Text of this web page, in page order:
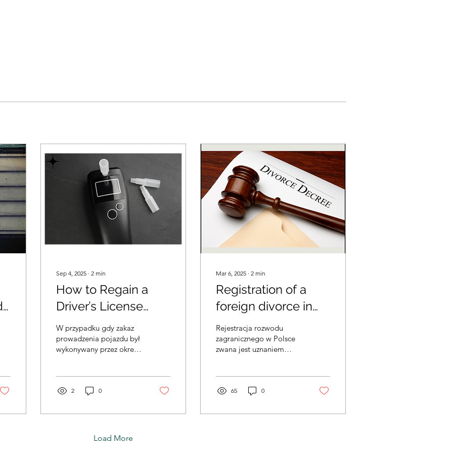
Sep 4, 2025 ∙ 2 min
How to Regain a
Driver’s License
after Drunk Driving.
Alcohol Interlock
Device.
W przypadku gdy zakaz
prowadzenia pojazdu był
wykonywany przez okres
zakaz do pojazdów
blokadę alkoholową.
zainstalowaniu blokady
2 0
Mar 6, 2025 ∙ 2 min
Registration of a
foreign divorce in
Poland
Rejestracja rozwodu
zagranicznego w Polsce
zwana jest uznaniem
Urzędem Stanu
65 0
Load More